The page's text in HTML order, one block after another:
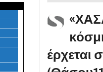
έρχεται